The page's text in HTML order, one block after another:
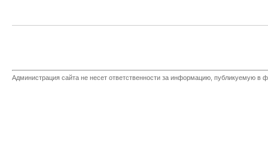
Администрация сайта не несет ответственности за информацию, публикуемую